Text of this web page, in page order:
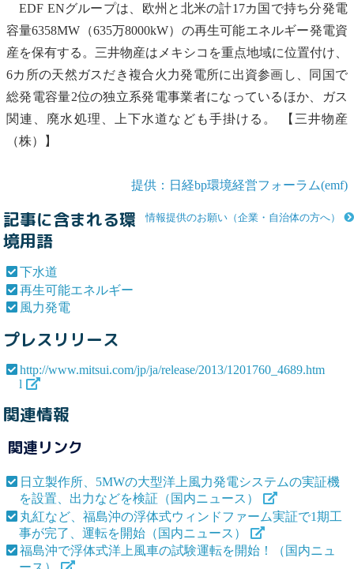
EDF ENグループは、欧州と北米の計17カ国で持ち分発電
容量6358MW（635万8000kW）の再生可能エネルギー発電資
産を保有する。三井物産はメキシコを重点地域に位置付け、
6カ所の天然ガスだき複合火力発電所に出資参画し、同国で
総発電容量2位の独立系発電事業者になっているほか、ガス
関連、廃水処理、上下水道なども手掛ける。 【三井物産
（株）】
提供：日経bp環境経営フォーラム(emf)
情報提供のお願い（企業・自治体の方へ）
記事に含まれる環
境用語
下水道
再生可能エネルギー
風力発電
プレスリリース
http://www.mitsui.com/jp/ja/release/2013/1201760_4689.htm
l
関連情報
関連リンク
日立製作所、5MWの大型洋上風力発電システムの実証機
を設置、出力などを検証（国内ニュース）
丸紅など、福島沖の浮体式ウィンドファーム実証で1期工
事が完了、運転を開始（国内ニュース）
福島沖で浮体式洋上風車の試験運転を開始！（国内ニュ